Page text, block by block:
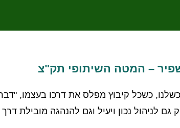
– המטה השיתופי תק"צ
כשכל קיבוץ מפלס את דרכו בעצמו,
גם לניהול נכון ויעיל וגם להנהגה מובילת